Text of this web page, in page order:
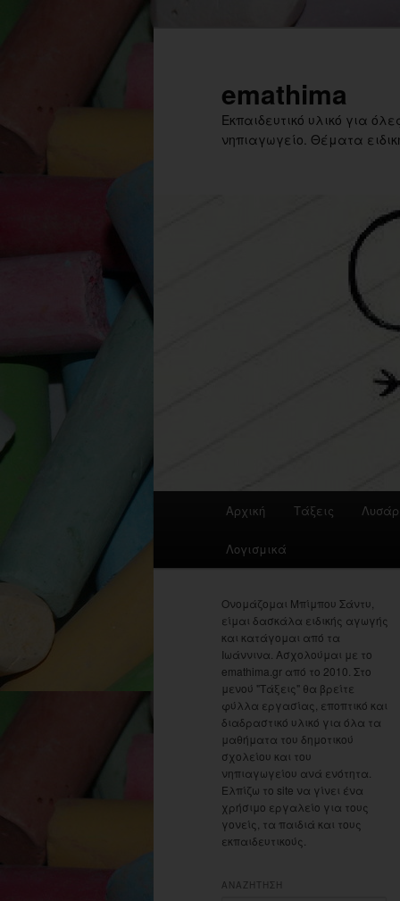
emathima
Εκπαιδευτικό υλικό για
νηπιαγωγείο. Θέματα
Αρχική Τάξεις
Λογισμικά
Ονομάζομαι Μπίμπου Σάντυ,
είμαι δασκάλα ειδικής αγωγής
και κατάγομαι από τα
Ιωάννινα. Ασχολούμαι με το
emathima.gr από το 2010. Στο
μενού "Τάξεις" θα βρείτε
φύλλα εργασίας, εποπτικό και
διαδραστικό υλικό για όλα τα
μαθήματα του δημοτικού
σχολείου και του
νηπιαγωγείου ανά ενότητα.
Ελπίζω το site να γίνει ένα
χρήσιμο εργαλείο για τους
γονείς, τα παιδιά και τους
εκπαιδευτικούς.
ΑΝΑΖΗΤΗΣΗ